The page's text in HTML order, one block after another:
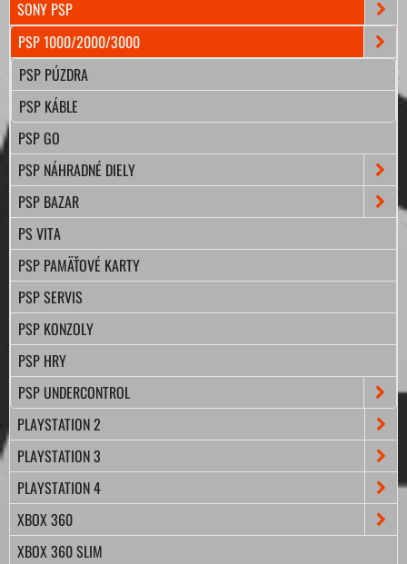
SONY PSP
PSP 1000/2000/3000
PSP PÚZDRA
PSP KÁBLE
PSP GO
PSP NÁHRADNÉ DIELY
PSP BAZAR
PS VITA
PSP PAMÄŤOVÉ KARTY
PSP SERVIS
PSP KONZOLY
PSP HRY
PSP UNDERCONTROL
PLAYSTATION 2
PLAYSTATION 3
PLAYSTATION 4
XBOX 360
XBOX 360 SLIM